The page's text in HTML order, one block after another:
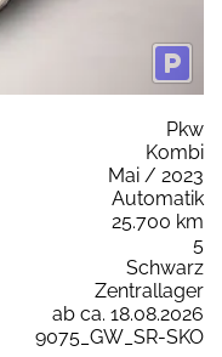
Pkw
Kombi
Mai / 2023
Automatik
25.700 km
5
Schwarz
Zentrallager
ab ca. 18.08.2026
9075_GW_SR-SKO